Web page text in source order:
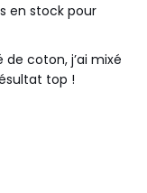
en stock pour
de coton, j’ai mixé
top !